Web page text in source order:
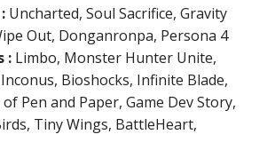
Uncharted, Soul Sacrifice, Gravity
Out, Donganronpa, Persona 4
: Limbo, Monster Hunter Unite,
Bioshocks, Infinite Blade,
Pen and Paper, Game Dev Story,
Tiny Wings, BattleHeart,